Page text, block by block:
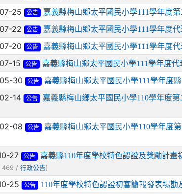
25 公告 嘉義縣梅山鄉太平國民小學111學年度
22 公告 嘉義縣梅山鄉太平國民小學111學年度
20 公告 嘉義縣梅山鄉太平國民小學111學年度
15 公告 嘉義縣梅山鄉太平國民小學111學年度
30 公告 嘉義縣梅山鄉太平國民小學111學年度
14 公告 嘉義縣梅山鄉太平國民小學110學年度
08 公告 嘉義縣梅山鄉太平國民小學110學年度
27 公告 嘉義縣110年度學校特色認證及獎勵計
469 /行政公告)
25 公告 110年度學校特色認證初審簡報發表場勘